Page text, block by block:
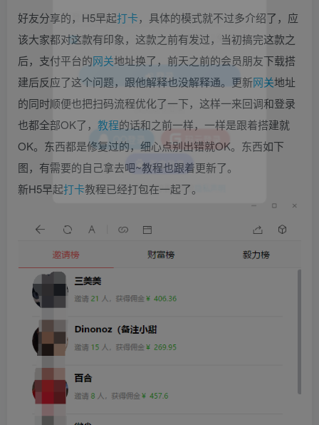
好友分享的，H5早起打卡，具体的模式就不过多介绍了，应
该大家都对这款有印象，这款之前有发过，当初搞完这款之
后，支付平台的网关地址换了，前天之前的会员朋友下载搭
建后反应了这个问题，跟他解释也没解释通。更新网关地址
的同时顺便也把扫码流程优化了一下，这样一来回调和登录
也都全部OK了， 教程的话和之前一样，一样是跟着搭建就
OK。东西都是修复过的，细心点别出错就OK。东西如下
图，有需要的自己拿去吧~教程也跟着更新了。
新H5早起打卡教程已经打包在一起了。
登录密码
记住登录 找回密码 免密登录
登录
QQ登录
码云登录
百度登录